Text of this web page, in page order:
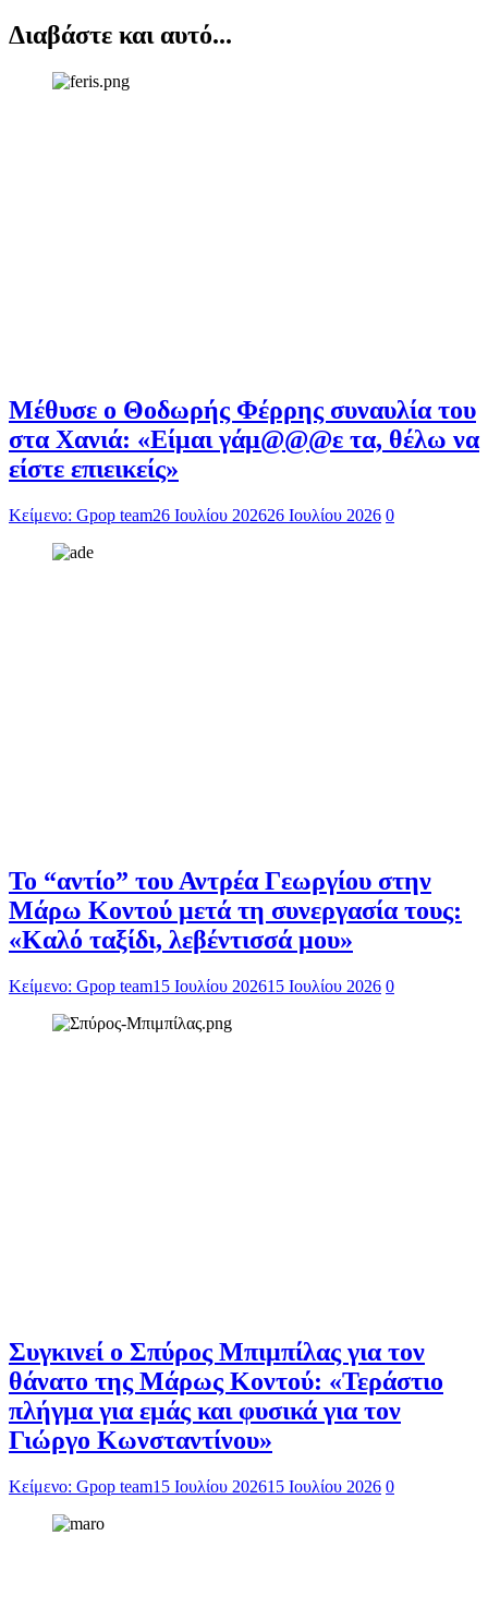
Διαβάστε και αυτό...
Μέθυσε ο Θοδωρής Φέρρης συναυλία του
στα Χανιά: «Είμαι γάμ@@@ε τα, θέλω να
είστε επιεικείς»
Κείμενο: Gpop team26 Ιουλίου 202626 Ιουλίου 2026 0
Το “αντίο” του Αντρέα Γεωργίου στην
Μάρω Κοντού μετά τη συνεργασία τους:
«Καλό ταξίδι, λεβέντισσά μου»
Κείμενο: Gpop team15 Ιουλίου 202615 Ιουλίου 2026 0
Συγκινεί ο Σπύρος Μπιμπίλας για τον
θάνατο της Μάρως Κοντού: «Τεράστιο
πλήγμα για εμάς και φυσικά για τον
Γιώργο Κωνσταντίνου»
Κείμενο: Gpop team15 Ιουλίου 202615 Ιουλίου 2026 0